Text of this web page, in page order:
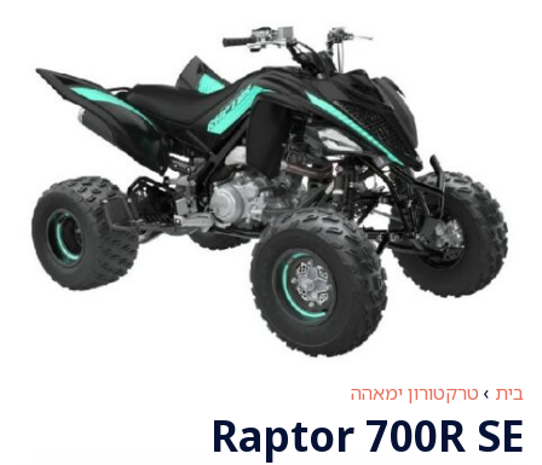
בית › טרקטורון ימאהה
Raptor 700R SE